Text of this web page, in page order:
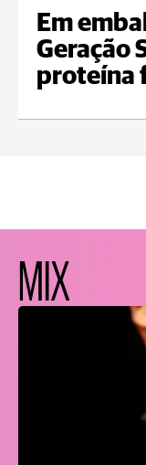
Em
Geração
proteína
MIX